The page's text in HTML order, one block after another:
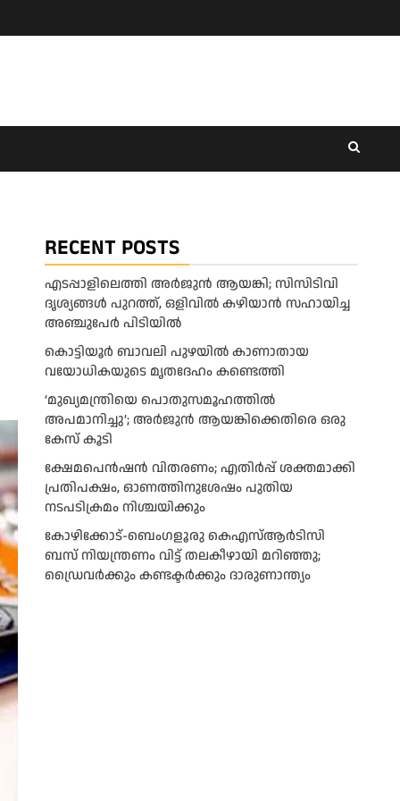
RECENT POSTS
എടപ്പാളിലെത്തി അർജുൻ ആയങ്കി; സിസിടിവി
ദൃശ്യങ്ങൾ പുറത്ത്, ഒളിവിൽ കഴിയാൻ സഹായിച്ച
അഞ്ചുപേർ പിടിയിൽ
കൊട്ടിയൂർ ബാവലി പുഴയിൽ കാണാതായ
വയോധികയുടെ മൃതദേഹം കണ്ടെത്തി
‘മുഖ്യമന്ത്രിയെ പൊതുസമൂഹത്തിൽ
അപമാനിച്ചു’; അർജുൻ ആയങ്കിക്കെതിരെ ഒരു
കേസ് കൂടി
ക്ഷേമപെൻഷൻ വിതരണം; എതിർപ്പ് ശക്തമാക്കി
പ്രതിപക്ഷം, ഓണത്തിനുശേഷം പുതിയ
നടപടിക്രമം നിശ്ചയിക്കും
കോഴിക്കോട്-ബെംഗളൂരു കെഎസ്ആര്‍ടിസി
ബസ് നിയന്ത്രണം വിട്ട് തലകീഴായി മറിഞ്ഞു;
ഡ്രെെവർക്കും കണ്ടക്ടർക്കും ദാരുണാന്ത്യം